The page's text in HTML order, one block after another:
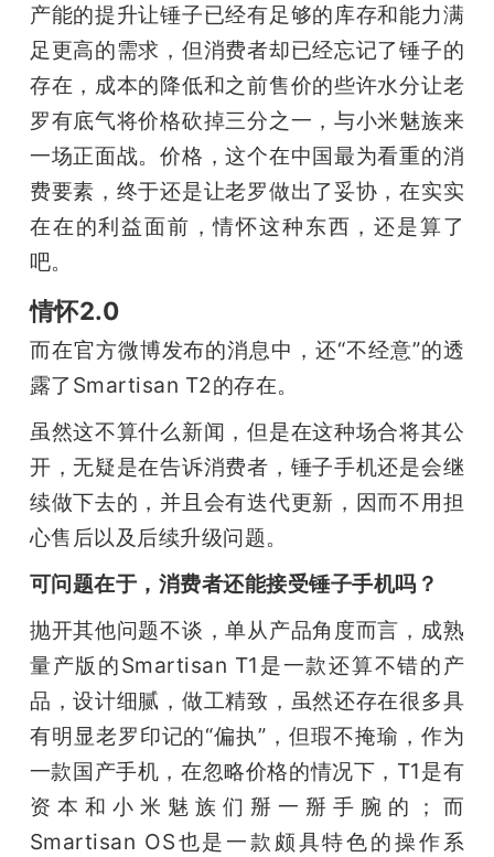
产能的提升让锤子已经有足够的库存和能力满
足更高的需求，但消费者却已经忘记了锤子的
存在，成本的降低和之前售价的些许水分让老
罗有底气将价格砍掉三分之一，与小米魅族来
一场正面战。价格，这个在中国最为看重的消
费要素，终于还是让老罗做出了妥协，在实实
在在的利益面前，情怀这种东西，还是算了
吧。
情怀2.0
而在官方微博发布的消息中，还“不经意”的透
露了Smartisan T2的存在。
虽然这不算什么新闻，但是在这种场合将其公
开，无疑是在告诉消费者，锤子手机还是会继
续做下去的，并且会有迭代更新，因而不用担
心售后以及后续升级问题。
可问题在于，消费者还能接受锤子手机吗？
抛开其他问题不谈，单从产品角度而言，成熟
量产版的Smartisan T1是一款还算不错的产
品，设计细腻，做工精致，虽然还存在很多具
有明显老罗印记的“偏执”，但瑕不掩瑜，作为
一款国产手机，在忽略价格的情况下，T1是有
资本和小米魅族们掰一掰手腕的；而
Smartisan OS也是一款颇具特色的操作系